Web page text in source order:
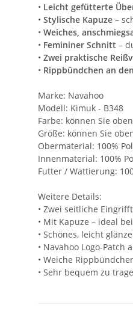
• Leicht gefütterte
• Stylische Kapuze –
• Weiches,
• Femininer Schnitt –
• Zwei praktische
• Rippbündchen an
Marke: Navahoo
Modell: Kimuk - B348
Farbe: können Sie
Größe: können Sie
Obermaterial: 100%
Innenmaterial: 100%
Futter / Wattierung:
Weitere Details:
• Zwei seitliche
• Mit Kapuze – ideal
• Schönes, leicht
• Navahoo Logo-Patch
• Weiche
• Sehr bequem zu